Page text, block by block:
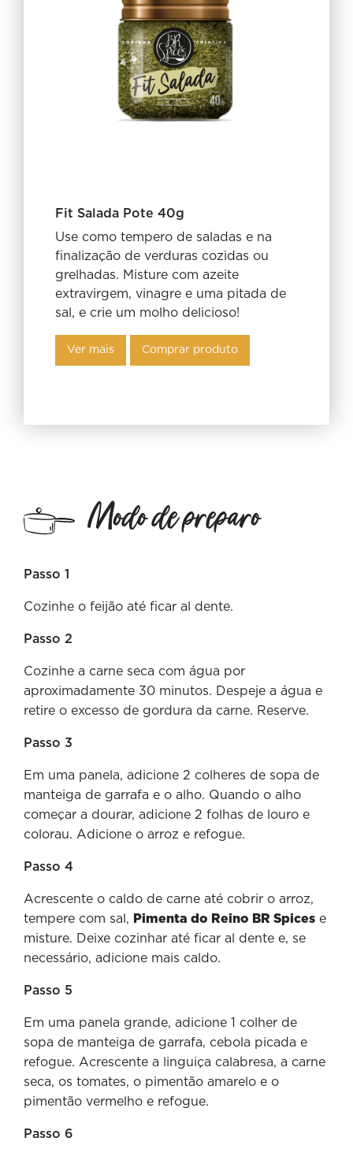
Fit Salada Pote 40g
Use como tempero de saladas e na
finalização de verduras cozidas ou
grelhadas. Misture com azeite
extravirgem, vinagre e uma pitada de
sal, e crie um molho delicioso!
Ver mais Comprar produto
Modo de preparo
Passo 1
Cozinhe o feijão até ficar al dente.
Passo 2
Cozinhe a carne seca com água por
aproximadamente 30 minutos. Despeje a água e
retire o excesso de gordura da carne. Reserve.
Passo 3
Em uma panela, adicione 2 colheres de sopa de
manteiga de garrafa e o alho. Quando o alho
começar a dourar, adicione 2 folhas de louro e
colorau. Adicione o arroz e refogue.
Passo 4
Acrescente o caldo de carne até cobrir o arroz,
tempere com sal,
Pimenta do Reino BR Spices e
misture. Deixe cozinhar até ficar al dente e, se
necessário, adicione mais caldo.
Passo 5
Em uma panela grande, adicione 1 colher de
sopa de manteiga de garrafa, cebola picada e
refogue. Acrescente a linguiça calabresa, a carne
seca, os tomates, o pimentão amarelo e o
pimentão vermelho e refogue.
Passo 6